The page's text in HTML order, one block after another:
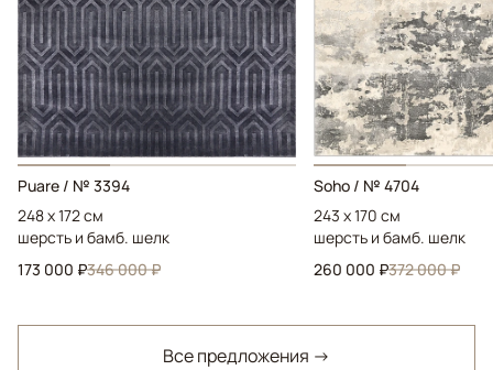
Puare / № 3394
248 x 172 см
шерсть и бамб. шелк
173 000 ₽346 000 ₽
Soho / № 4704
243 x 170 см
шерсть и бамб. шелк
260 000 ₽372 000 ₽
Все предложения →